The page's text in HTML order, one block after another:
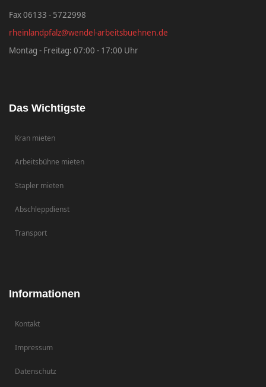
Fax 06133 - 5722998
rheinlandpfalz@wendel-arbeitsbuehnen.de
Montag - Freitag: 07:00 - 17:00 Uhr
Das Wichtigste
Kran mieten
Arbeitsbühne mieten
Stapler mieten
Abschleppdienst
Transport
Informationen
Kontakt
Impressum
Datenschutz